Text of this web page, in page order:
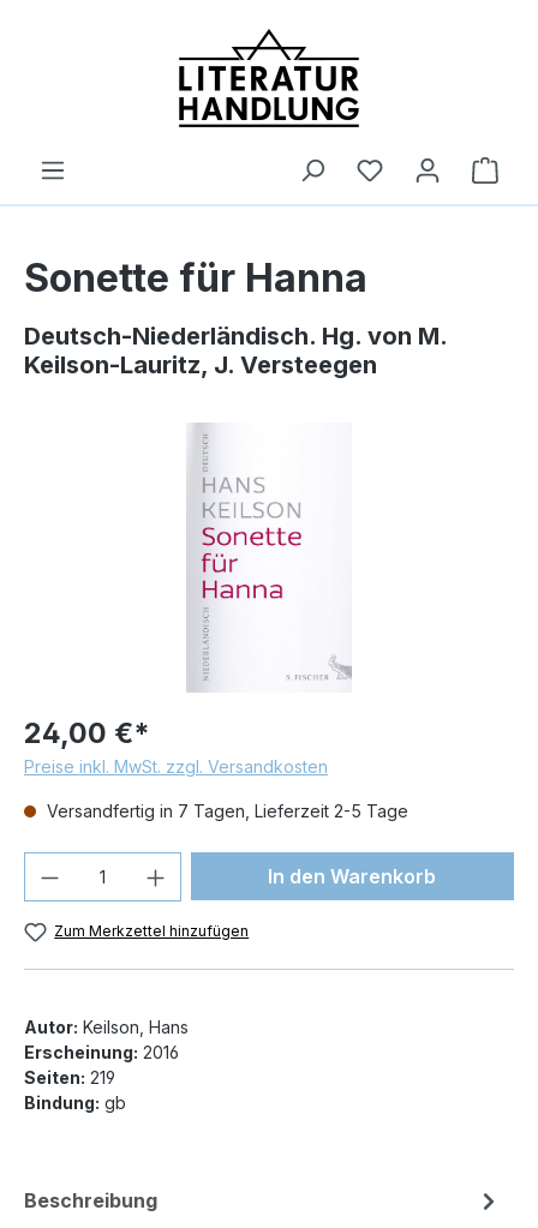
Sonette für Hanna
Deutsch-Niederländisch. Hg. von M.
Keilson-Lauritz, J. Versteegen
Bildergalerie überspringen
24,00 €*
Preise inkl. MwSt. zzgl. Versandkosten
Versandfertig in 7 Tagen, Lieferzeit 2-5 Tage
Produkt Anzahl: Gib denIn den Warenkorb
Zum Merkzettel hinzufügen
Autor: Keilson, Hans
Erscheinung: 2016
Seiten: 219
Bindung: gb
Beschreibung